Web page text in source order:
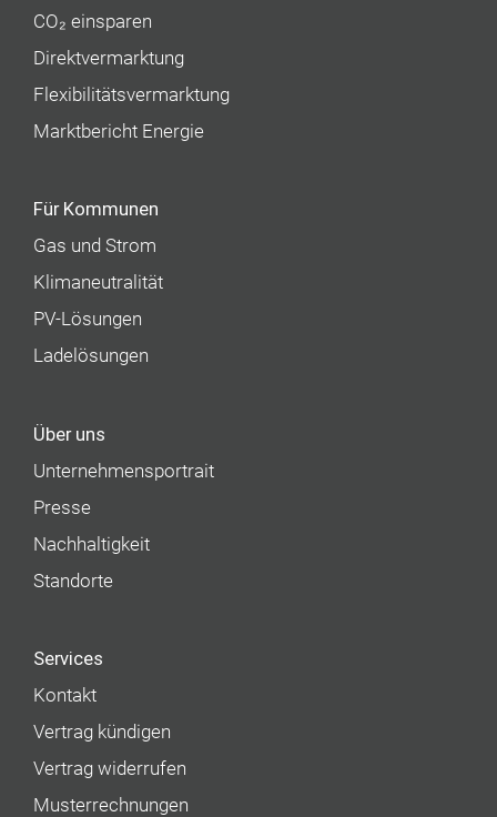
CO₂ einsparen
Direktvermarktung
Flexibilitätsvermarktung
Marktbericht Energie
Für Kommunen
Gas und Strom
Klimaneutralität
PV-Lösungen
Ladelösungen
Über uns
Unternehmens­portrait
Presse
Nachhaltigkeit
Standorte
Services
Kontakt
Vertrag kündigen
Vertrag widerrufen
Musterrechnungen